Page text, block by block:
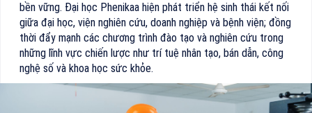
bền vững. Đại học Phenikaa hiện phát triển hệ sinh thái kết nối
giữa đại học, viện nghiên cứu, doanh nghiệp và bệnh viện; đồng
thời đẩy mạnh các chương trình đào tạo và nghiên cứu trong
những lĩnh vực chiến lược như trí tuệ nhân tạo, bán dẫn, công
nghệ số và khoa học sức khỏe.